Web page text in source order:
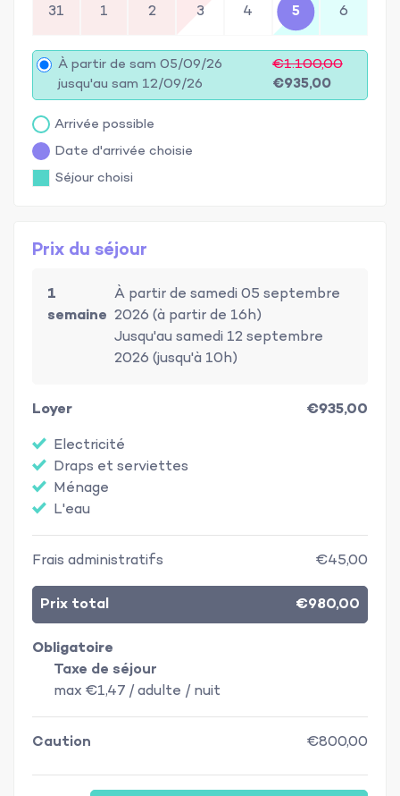
31 1 2 3 4 5 6
À partir de sam 05/09/26
jusqu'au sam 12/09/26
€1.100,00
€935,00
Arrivée possible
Date d'arrivée choisie
Séjour choisi
Prix du séjour
1
semaine
À partir de samedi 05 septembre
2026 (à partir de 16h)
Jusqu'au samedi 12 septembre
2026 (jusqu'à 10h)
Loyer
€935,00
Electricité
Draps et serviettes
Ménage
L'eau
Frais administratifs €45,00
Prix total €980,00
Obligatoire
Taxe de séjour
max €1,47 / adulte / nuit
Caution €800,00